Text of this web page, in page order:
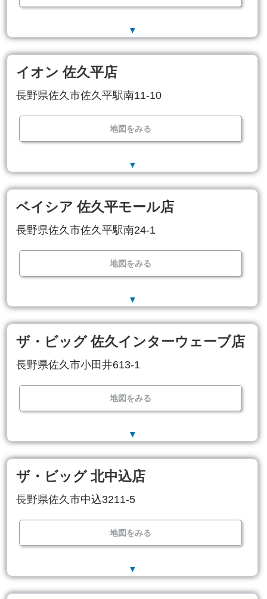
▼
イオン 佐久平店
長野県佐久市佐久平駅南11-10
地図をみる
▼
ベイシア 佐久平モール店
長野県佐久市佐久平駅南24-1
地図をみる
▼
ザ・ビッグ 佐久インターウェーブ店
長野県佐久市小田井613-1
地図をみる
▼
ザ・ビッグ 北中込店
長野県佐久市中込3211-5
地図をみる
▼